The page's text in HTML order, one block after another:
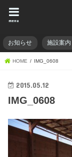
menu
お知らせ 施設案内
HOME IMG_0608
2015.05.12
IMG_0608